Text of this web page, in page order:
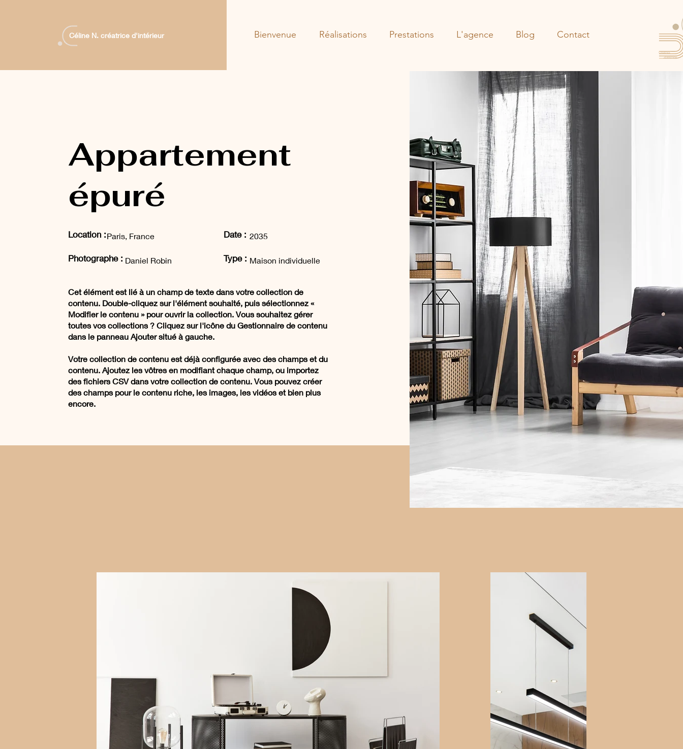
Céline N. créatrice d'intérieur Bienvenue Réalisations Prestations L'agence Blog Contact
Appartement
épuré
Location :Paris, France
Photographe : Daniel Robin
Date : 2035
Type : Maison individuelle
Cet élément est lié à un champ de texte dans votre collection de
contenu. Double-cliquez sur l'élément souhaité, puis sélectionnez «
Modifier le contenu » pour ouvrir la collection. Vous souhaitez gérer
toutes vos collections ? Cliquez sur l'icône du Gestionnaire de contenu
dans le panneau Ajouter situé à gauche.
Votre collection de contenu est déjà configurée avec des champs et du
contenu. Ajoutez les vôtres en modifiant chaque champ, ou importez
des fichiers CSV dans votre collection de contenu. Vous pouvez créer
des champs pour le contenu riche, les images, les vidéos et bien plus
encore.